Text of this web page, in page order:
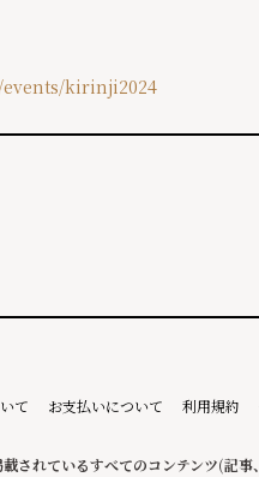
kirinji2024
て お支払いについて 利用規約
載されているすべてのコンテンツ(記事